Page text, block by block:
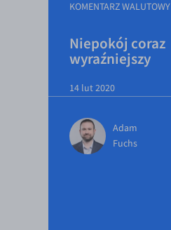
KOMENTARZ WALUTOWY
Niepokój coraz
wyraźniejszy
14 lut 2020
Adam
Fuchs